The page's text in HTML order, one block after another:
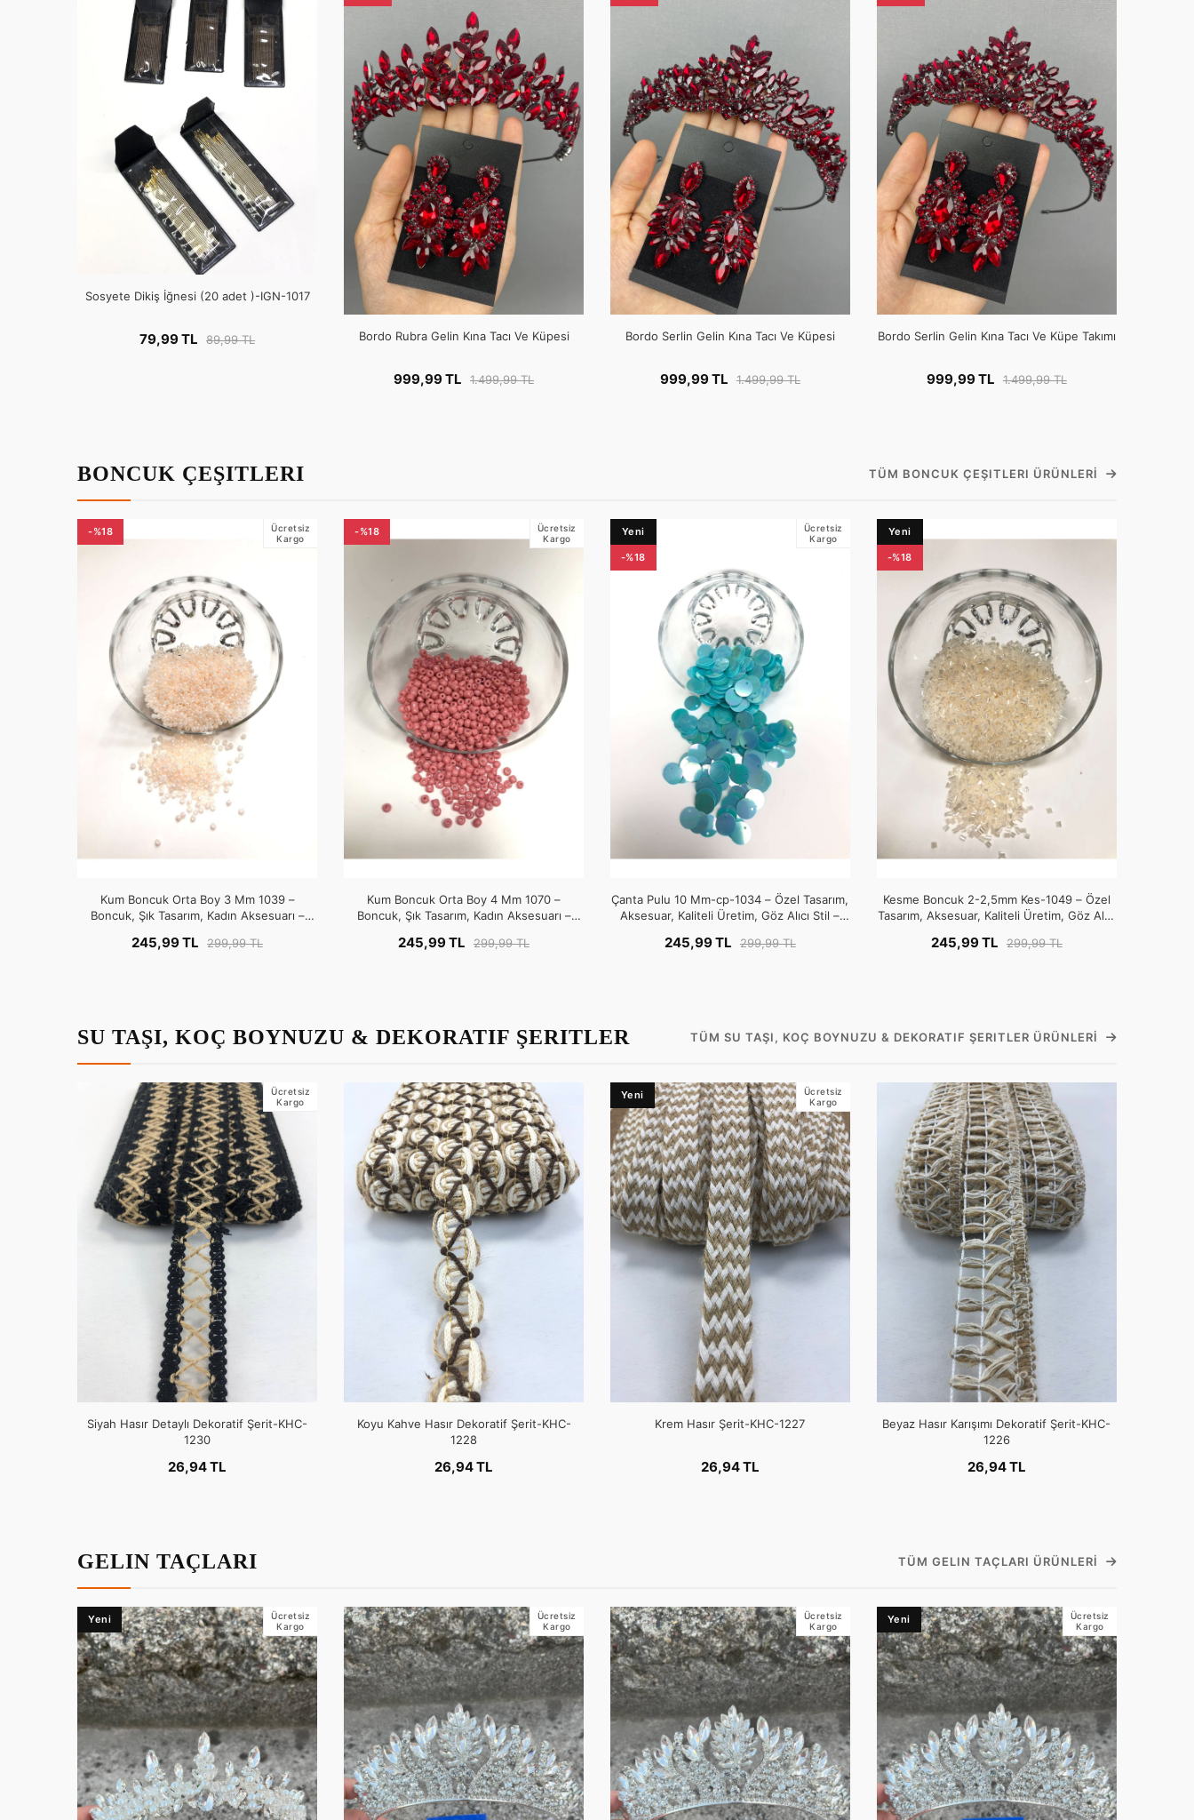
Sosyete Dikiş İğnesi (20 adet )-IGN-1017
79,99 TL 89,99 TL Bordo Rubra Gelin Kına Tacı Ve Küpesi
999,99 TL 1.499,99 TL
Bordo Serlin Gelin Kına Tacı Ve Küpesi
999,99 TL 1.499,99 TL
Bordo Serlin Gelin Kına Tacı Ve Küpe Takımı
999,99 TL 1.499,99 TL
BONCUK ÇEŞITLERI TÜM BONCUK ÇEŞITLERI ÜRÜNLERI
-%18
Ücretsiz
Kargo
Kum Boncuk Orta Boy 3 Mm 1039 –
Boncuk, Şık Tasarım, Kadın Aksesuarı –
245,99 TL 299,99 TL
-%18
Ücretsiz
Kargo
Kum Boncuk Orta Boy 4 Mm 1070 –
Boncuk, Şık Tasarım, Kadın Aksesuarı –
245,99 TL 299,99 TL
Yeni
-%18
Ücretsiz
Kargo
Çanta Pulu 10 Mm-cp-1034 – Özel Tasarım,
Aksesuar, Kaliteli Üretim, Göz Alıcı Stil –
245,99 TL 299,99 TL
Yeni
-%18
Kesme Boncuk 2-2,5mm Kes-1049 – Özel
Tasarım, Aksesuar, Kaliteli Üretim, Göz Alıcı
245,99 TL 299,99 TL
SU TAŞI, KOÇ BOYNUZU & DEKORATIF ŞERITLER TÜM SU TAŞI, KOÇ BOYNUZU & DEKORATIF ŞERITLER ÜRÜNLERI
Ücretsiz
Kargo
Siyah Hasır Detaylı Dekoratif Şerit-KHC-
1230
26,94 TL
Koyu Kahve Hasır Dekoratif Şerit-KHC-
1228
26,94 TL
Yeni
Ücretsiz
Kargo
Krem Hasır Şerit-KHC-1227
26,94 TL
Beyaz Hasır Karışımı Dekoratif Şerit-KHC-
1226
26,94 TL
GELIN TAÇLARI TÜM GELIN TAÇLARI ÜRÜNLERI
Yeni
Ücretsiz
Kargo
Ücretsiz
Kargo
Ücretsiz
Kargo
Yeni
Ücretsiz
Kargo